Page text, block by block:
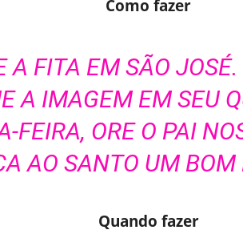
Como fazer
A FITA EM SÃO
A IMAGEM EM SEU
FEIRA, ORE O PAI
AO SANTO UM BOM
Quando fazer